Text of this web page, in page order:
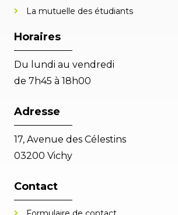
La mutuelle des étudiants
Horaires
Du lundi au vendredi
de 7h45 à 18h00
Adresse
17, Avenue des Célestins
03200 Vichy
Contact